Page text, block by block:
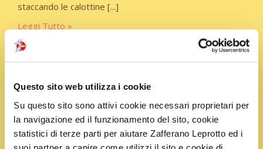
Questo sito web utilizza i cookie
Su questo sito sono attivi cookie necessari proprietari per
la navigazione ed il funzionamento del sito, cookie
statistici di terze parti per aiutare Zafferano Leprotto ed i
staccando le calottine
Leggi Tutto